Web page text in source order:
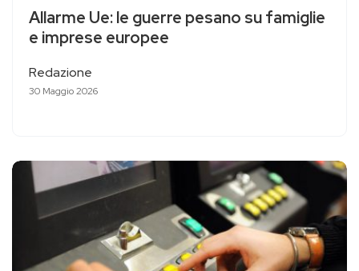
Allarme Ue: le guerre pesano su famiglie
e imprese europee
Redazione
30 Maggio 2026